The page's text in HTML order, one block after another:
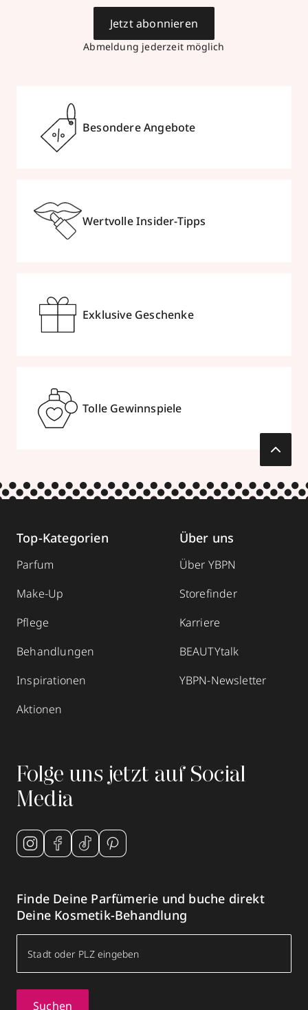
Abmeldung jederzeit möglich
Jetzt abonnieren
Besondere Angebote
Wertvolle Insider-Tipps
Exklusive Geschenke
Tolle Gewinnspiele
Top-Kategorien
Parfum
Make-Up
Pflege
Behandlungen
Inspirationen
Aktionen
Über uns
Über YBPN
Storefinder
Karriere
BEAUTYtalk
YBPN-Newsletter
Folge uns jetzt auf Social
Media
Finde Deine Parfümerie und buche direkt
Deine Kosmetik-Behandlung
Suchen